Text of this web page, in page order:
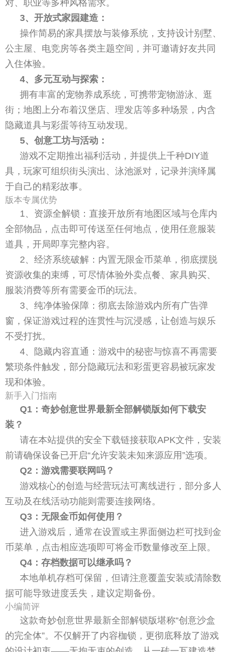
对、职业等多种风格需求。
3、开放式家园建造：
操作简易的家具摆放与装修系统，支持设计别墅、
公主屋、电竞房等各类主题空间，并可邀请好友共同
入住体验。
4、多元互动与探索：
拥有丰富的宠物养成系统，可携带宠物游泳、逛
街；地图上分布着汉堡店、理发店等多种场景，内含
隐藏道具与彩蛋等待互动发现。
5、创意工坊与活动：
游戏不定期推出福利活动，并提供上千种DIY道
具，玩家可组织街头演出、泳池派对，记录并演绎属
于自己的精彩故事。
版本专属优势
1、资源全解锁：直接开放所有地图区域与仓库内
全部物品，点击即可传送至任何地点，使用任意服装
道具，开局即享完整内容。
2、经济系统破解：内置无限金币菜单，彻底摆脱
资源收集的束缚，可尽情体验外卖点餐、家具购买、
服装消费等所有需要金币的玩法。
3、纯净体验保障：彻底去除游戏内所有广告弹
窗，保证游戏过程的连贯性与沉浸感，让创造与娱乐
不受打扰。
4、隐藏内容直通：游戏中的秘密与惊喜不再需要
繁琐条件触发，部分隐藏玩法和彩蛋更容易被玩家发
现和体验。
新手入门指南
Q1：奇妙创意世界最新全部解锁版如何下载安
装？
请在本站提供的安全下载链接获取APK文件，安装
前请确保设备已开启“允许安装未知来源应用”选项。
Q2：游戏需要联网吗？
游戏核心的创造与经营玩法可离线进行，部分多人
互动及在线活动功能则需要连接网络。
Q3：无限金币如何使用？
进入游戏后，通常在设置或主界面侧边栏可找到金
币菜单，点击相应选项即可将金币数量修改至上限。
Q4：存档数据可以继承吗？
本地单机存档可保留，但请注意覆盖安装或清除数
据可能导致进度丢失，建议定期备份。
小编简评
这款奇妙创意世界最新全部解锁版堪称“创意沙盒
的完全体”。不仅解开了内容枷锁，更彻底释放了游戏